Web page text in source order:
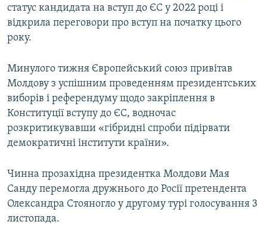
статус кандидата на вступ до ЄС у 2022 році і
відкрила переговори про вступ на початку цього
року.
Минулого тижня Європейський союз привітав
Молдову з успішним проведенням президентських
виборів і референдуму щодо закріплення в
Конституції вступу до ЄС, водночас
розкритикувавши «гібридні спроби підірвати
демократичні інститути країни».
Чинна прозахідна президентка Молдови Мая
Санду перемогла дружнього до Росії претендента
Олександра Стояногло у другому турі голосування 3
листопада.